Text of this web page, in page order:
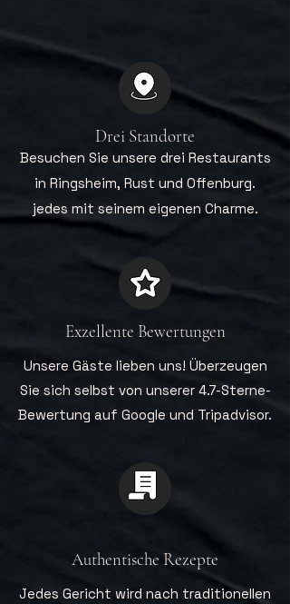
Drei Standorte
Besuchen Sie unsere drei Restaurants
in Ringsheim, Rust und Offenburg.
jedes mit seinem eigenen Charme.
Exzellente Bewertungen
Unsere Gäste lieben uns! Überzeugen
Sie sich selbst von unserer 4.7-Sterne-
Bewertung auf Google und Tripadvisor.
Authentische Rezepte
Jedes Gericht wird nach traditionellen